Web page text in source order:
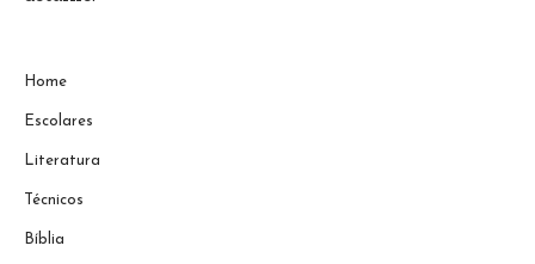
Home
Escolares
Literatura
Técnicos
Bíblia